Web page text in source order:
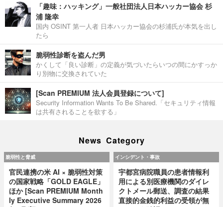
「趣味：ハッキング」一般社団法人日本ハッカー協会 杉
浦 隆幸
国内 OSINT 第一人者 日本ハッカー協会の杉浦氏が本気を出し
たら
脆弱性診断を盗んだ男
かくして「良い診断」の定義が気づいたらいつの間にかすっか
り別物に交換されていた
[Scan PREMIUM 法人会員登録について]
Security Information Wants To Be Shared.「セキュリティ情報
は共有されることを欲する」
News Category
脆弱性と脅威
官民連携の米 AI × 脆弱性対策
の国家戦略「GOLD EAGLE」
ほか [Scan PREMIUM Month
ly Executive Summary 2026
インシデント・事故
宇都宮病院職員の患者情報利
用による別医療機関のダイレ
クトメール郵送、調査の結果
直接的金銭的利益の受領が無